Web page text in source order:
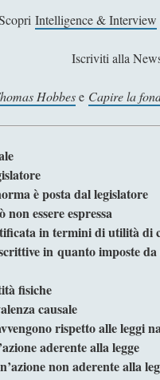
Intelligence & Interview
Iscriviti alla
Hobbes e Capire la
è posta dal legislatore
essere espressa
in termini di utilità di
in quanto imposte
fisiche
causale
rispetto alle leggi
aderente alla legge
non aderente alla